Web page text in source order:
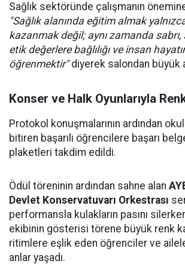
Sağlık sektöründe çalışmanın
"Sağlık alanında eğitim almak
kazanmak değil; aynı zamanda
etik değerlere bağlılığı ve insan
öğrenmektir"diyerek salondan büyük
Konser ve Halk Oyunlarıyla
Protokol konuşmalarının ardından
bitiren başarılı öğrencilere başarı
plaketleri takdim edildi.
Ödül töreninin ardından sahne alan
Devlet Konservatuvarı Orkestrası
performansla kulakların pasını
ekibinin gösterisi törene büyük renk
ritimlere eşlik eden öğrenciler ve
anlar yaşadı.